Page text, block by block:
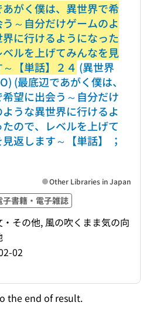
がく僕は、異世界で希
～自分だけゲームのよ
界に行けるようになった
ルを上げてみんなを見
【単話】２４ (異世界
(最底辺であがく僕は、
望に出会う～自分だけ
うな異世界に行けるよ
たので、レベルを上げて
返します～【単話】 ；
子書籍・電子雑誌
その他, 風の吹くまま気の向
02
Other Libraries in Japan
the end of result.